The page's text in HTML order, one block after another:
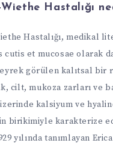
Hastalığı
Hastalığı, medikal
cutis et mucosae olarak
görülen kalıtsal bir
cilt, mukoza zarları ve
kalsiyum ve
birikimiyle karakterize
yılında tanımlayan